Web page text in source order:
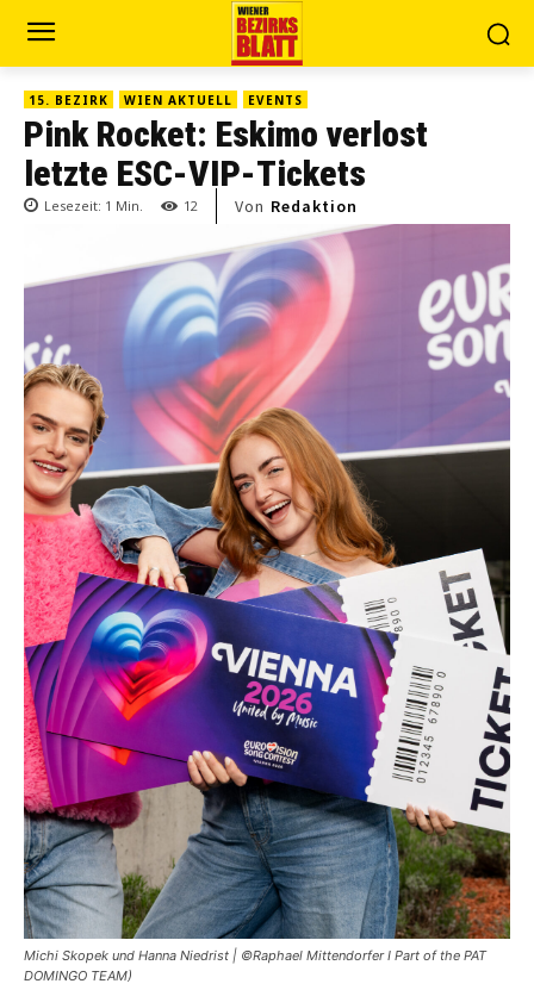
15. BEZIRK WIEN AKTUELL EVENTS
Pink Rocket: Eskimo verlost
letzte ESC-VIP-Tickets
Lesezeit: 1 Min. 12 Von Redaktion
Michi Skopek und Hanna Niedrist | ©Raphael Mittendorfer I Part of the PAT
DOMINGO TEAM)